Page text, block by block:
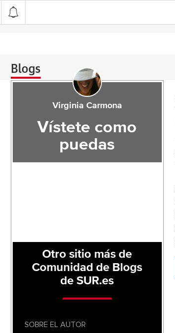
Blogs
Virginia Carmona
Vístete como
puedas
Otro sitio más de
Comunidad de Blogs
de SUR.es
SOBRE EL AUTOR